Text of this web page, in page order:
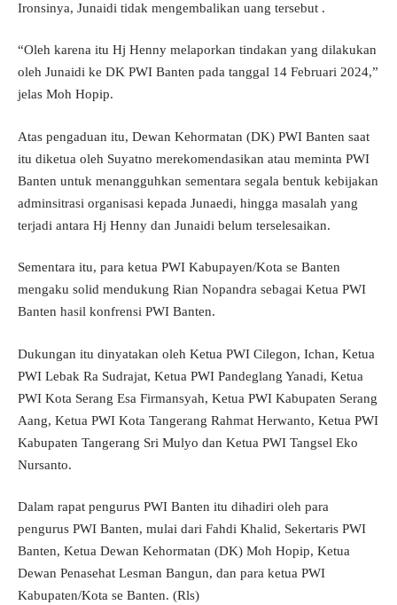
Ironsinya, Junaidi tidak mengembalikan uang tersebut .
“Oleh karena itu Hj Henny melaporkan tindakan yang dilakukan
oleh Junaidi ke DK PWI Banten pada tanggal 14 Februari 2024,”
jelas Moh Hopip.
Atas pengaduan itu, Dewan Kehormatan (DK) PWI Banten saat
itu diketua oleh Suyatno merekomendasikan atau meminta PWI
Banten untuk menangguhkan sementara segala bentuk kebijakan
adminsitrasi organisasi kepada Junaedi, hingga masalah yang
terjadi antara Hj Henny dan Junaidi belum terselesaikan.
Sementara itu, para ketua PWI Kabupayen/Kota se Banten
mengaku solid mendukung Rian Nopandra sebagai Ketua PWI
Banten hasil konfrensi PWI Banten.
Dukungan itu dinyatakan oleh Ketua PWI Cilegon, Ichan, Ketua
PWI Lebak Ra Sudrajat, Ketua PWI Pandeglang Yanadi, Ketua
PWI Kota Serang Esa Firmansyah, Ketua PWI Kabupaten Serang
Aang, Ketua PWI Kota Tangerang Rahmat Herwanto, Ketua PWI
Kabupaten Tangerang Sri Mulyo dan Ketua PWI Tangsel Eko
Nursanto.
Dalam rapat pengurus PWI Banten itu dihadiri oleh para
pengurus PWI Banten, mulai dari Fahdi Khalid, Sekertaris PWI
Banten, Ketua Dewan Kehormatan (DK) Moh Hopip, Ketua
Dewan Penasehat Lesman Bangun, dan para ketua PWI
Kabupaten/Kota se Banten. (Rls)